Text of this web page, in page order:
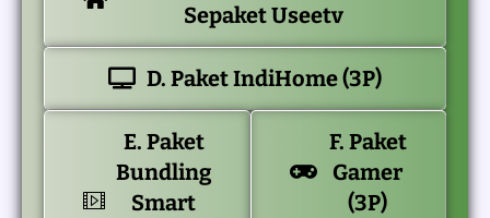
Sepaket Useetv
D. Paket IndiHome (3P)
E. Paket
Bundling
Smart
F. Paket
Gamer
(3P)